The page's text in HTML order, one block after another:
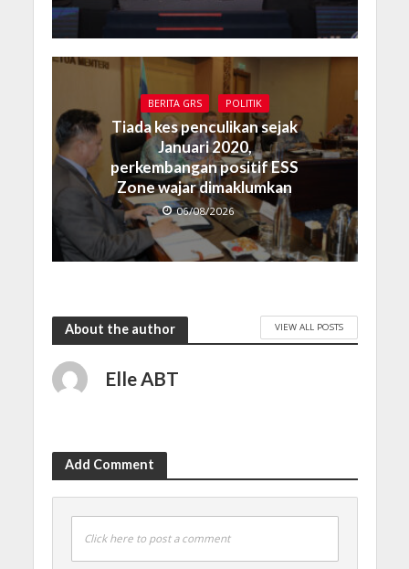
BERITA GRS POLITIK
Tiada kes penculikan sejak
Januari 2020,
perkembangan positif ESS
Zone wajar dimaklumkan
06/08/2026
About the author VIEW ALL POSTS
Elle ABT
Add Comment
Click here to post a comment